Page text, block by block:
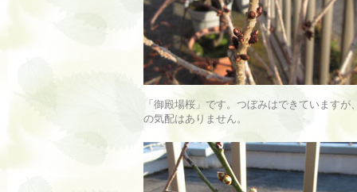
「御殿場桜」です。つぼみはできていますが
の気配はありません。